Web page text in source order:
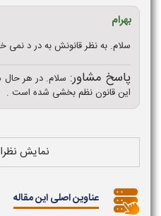
بهرام
سلام. به نظر قانونش به در د نمی
پاسخ مشاور: سلام. در هر حال
این قانون نظم بخشی شده است .
نمایش
عناوین اصلی این مقاله